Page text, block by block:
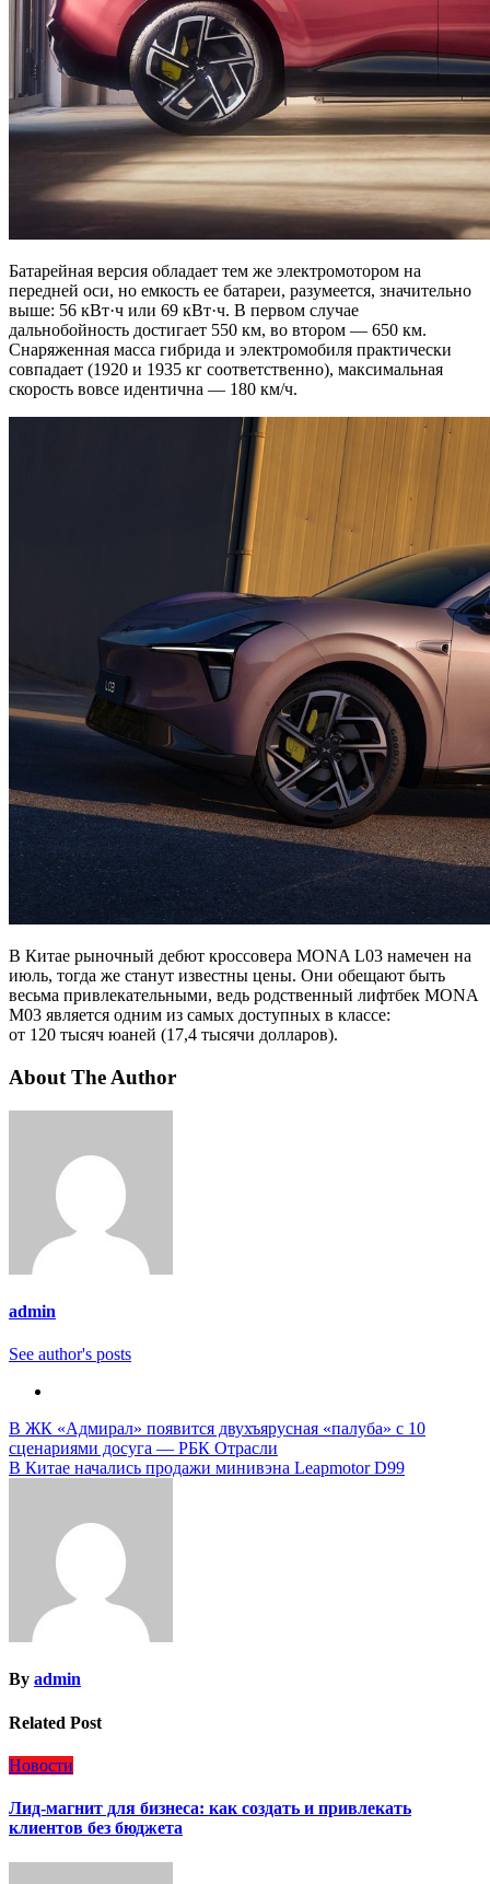
Батарейная версия обладает тем же электромотором на
передней оси, но емкость ее батареи, разумеется, значительно
выше: 56 кВт·ч или 69 кВт·ч. В первом случае
дальнобойность достигает 550 км, во втором — 650 км.
Снаряженная масса гибрида и электромобиля практически
совпадает (1920 и 1935 кг соответственно), максимальная
скорость вовсе идентична — 180 км/ч.
В Китае рыночный дебют кроссовера MONA L03 намечен на
июль, тогда же станут известны цены. Они обещают быть
весьма привлекательными, ведь родственный лифтбек MONA
M03 является одним из самых доступных в классе:
от 120 тысяч юаней (17,4 тысячи долларов).
About The Author
admin
See author's posts
Навигация
по
В ЖК «Адмирал» появится двухъярусная «палуба» с 10
сценариями досуга — РБК Отрасли
В Китае начались продажи минивэна Leapmotor D99
By admin
Related Post
Новости
Лид-магнит для бизнеса: как создать и привлекать
клиентов без бюджета